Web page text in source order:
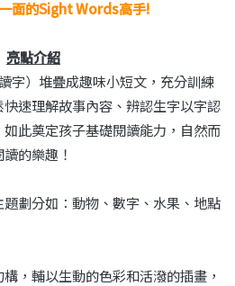
面的Sight Words高手!
亮點介紹
）堆疊成趣味小短文，充分訓練
速理解故事內容、辨認生字以字認
此奠定孩子基礎閱讀能力，自然而
的樂趣！
劃分如：動物、數字、水果、地點
，輔以生動的色彩和活潑的插畫，